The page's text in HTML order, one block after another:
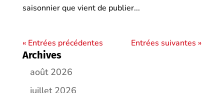
saisonnier que vient de publier...
« Entrées précédentes Entrées suivantes »
Archives
août 2026
juillet 2026